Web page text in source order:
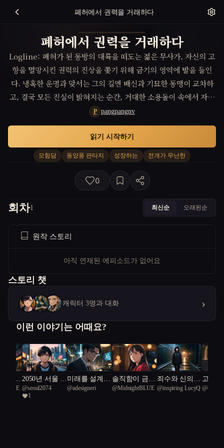
폐허에서 권력을 거래하다
폐허에서 권력을 거래하다
Logline: 폐허가 된 동방의 대륙을 떠도는 젊은 무사가, 자신의 고
향을 멸망시킨 권력의 진상을 쫓기 위해 금기의 영역에 발을 들인
다. 냉혹한 운명과 맞서는 그의 길엔 배신과 기묘한 동맹이 교차하
고, 결국 모든 진실이 밝혀지는 순간, 거대한 소용돌이 속에서 자신
의 운명을 선택해야 한다. 성장과 복수, 그리고 압도적인 스케일의
모험이 펼쳐진다. Characters: 하진(28세, 방랑 무사)은 검은 눈
동자에 흔들림 없는 태도를 지녔다. 고향의 몰락 이후 사회의 천대
를 받으며 떠돌지만, 굴하지 않는 집념과 냉철함으로 무기를 갈고
닦는다. 과거의 상처가 그의 감정을 얼어붙게 했지만, 위기에 맞서
며 점점 더 강해진다. 그는 진실을 밝히는 데 집착하며, 자신만의 정
빛바랜 학자복을 입고, 세상과 거리를 둔 채 살아간다. 냉정하고 예
리한 판단력으로 여러 세력 사이에서 정보를 거래하며, 자신의 목적
을 위해서라면 누구도 신뢰하지 않는다. 불행한 과거가 그녀를 더욱
한울(16세, 도적단 졸개)은 거칠고 순진한 얼굴을 하고 있지만, 내
도, 작은 기회 하나에도 몸을 던져 위험을 감수한다. 하진과의 우연
한 동행에서 성장의 계기를 맞으며, 점차 자신의 운명과 마주하게
된다. 종종 미묘한 유대감으로 사건의 흐름을 바꾼다. Plot: 암흑의
세력에 의해 몰락한 마을의 잔재 속에서 하진은 고향을 멸망시킨 자
고, 서로를 경계하다가도 공통의 적을 마주치면서 동맹을 맺는다.
기나긴 추격전과 거센 전투 속에서, 두 사람은 이설이라는 금단의
마법 연구자와 접촉한다. 그녀는 고대 문헌을 통해 세력의 비밀을
파헤치고, 그 과정에서 하진의 과거와 엮인 진실이 한 겹씩 드러난
P pangpangnv
모험담 동양풍 판타지 성장하는 전개가 무난한
읽기 시작하기
0
회차1 최신순 오래된순
원작 스토리
아직 연재된 에피소드가 없어요
스토리 챗
캐릭터 3명과 대화 ›
이런 이야기는 어때요?
뜻한 2050년 서울 :
나는 누구인
가?
@seoul2074
1
미래를 설계하
는 인간들
@adesigneri
솔직함이 금지
된 식탁
@MidnightBLUE
죄수와 신의
경계에서
@inspiring LucyQ
고요
수수
@